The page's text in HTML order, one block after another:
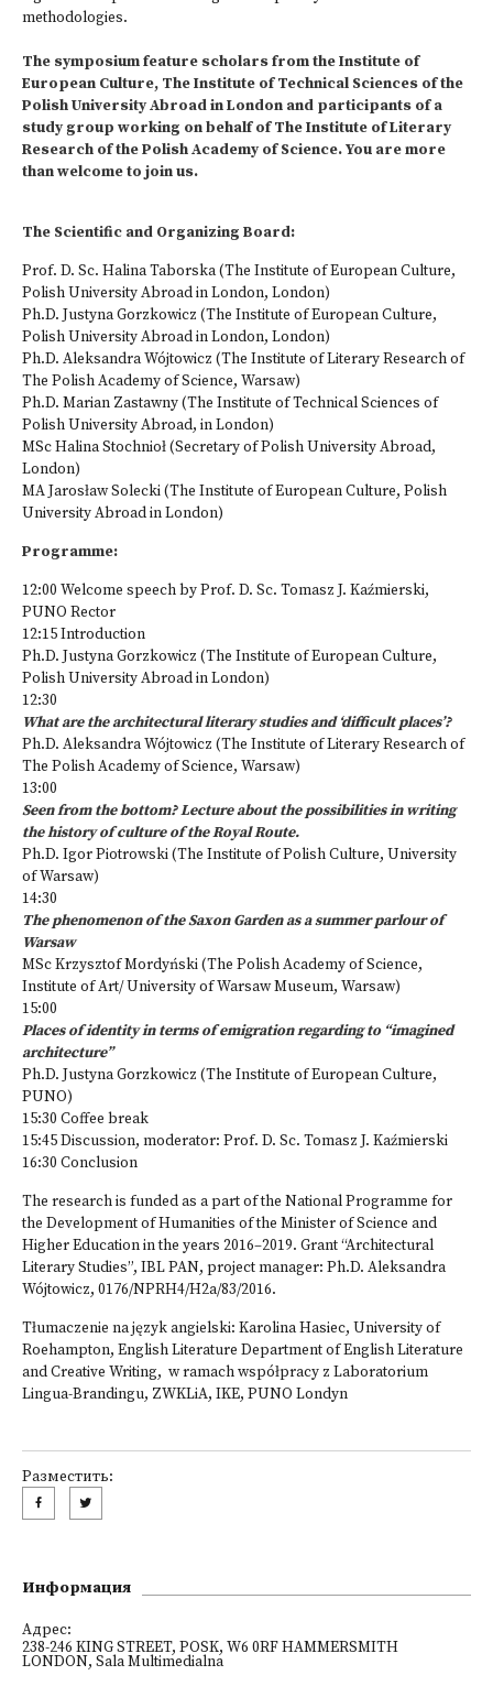
methodologies.
The symposium feature scholars from the Institute of
European Culture, The Institute of Technical Sciences of the
Polish University Abroad in London and participants of a
study group working on behalf of The Institute of Literary
Research of the Polish Academy of Science. You are more
than welcome to join us.
The Scientific and Organizing Board:
Prof. D. Sc. Halina Taborska (The Institute of European Culture,
Polish University Abroad in London, London)
Ph.D. Justyna Gorzkowicz (The Institute of European Culture,
Polish University Abroad in London, London)
Ph.D. Aleksandra Wójtowicz (The Institute of Literary Research of
The Polish Academy of Science, Warsaw)
Ph.D. Marian Zastawny (The Institute of Technical Sciences of
Polish University Abroad, in London)
MSc Halina Stochnioł (Secretary of Polish University Abroad,
London)
MA Jarosław Solecki (The Institute of European Culture, Polish
University Abroad in London)
Programme:
12:00 Welcome speech byProf. D. Sc. Tomasz J. Kaźmierski,
PUNO Rector
12:15 Introduction
Ph.D. Justyna Gorzkowicz (The Institute of European Culture,
Polish University Abroad in London)
12:30
What are the architectural literary studies and ‘difficult places’?
Ph.D. Aleksandra Wójtowicz (The Institute of Literary Research of
The Polish Academy of Science, Warsaw)
13:00
Seen from the bottom? Lecture about the possibilities in writing
the history of culture of the Royal Route.
Ph.D. Igor Piotrowski (The Institute of Polish Culture, University
of Warsaw)
14:30
The phenomenon of the Saxon Garden as a summer parlour of
Warsaw
MSc Krzysztof Mordyński (The Polish Academy of Science,
Institute of Art/ University of Warsaw Museum, Warsaw)
15:00
Places of identity in terms of emigration regarding to “imagined
architecture”
Ph.D. Justyna Gorzkowicz (The Institute of European Culture,
PUNO)
15:30 Coffee break
15:45 Discussion, moderator: Prof. D. Sc. Tomasz J. Kaźmierski
16:30 Conclusion
The research is funded as a part of the National Programme for
the Development of Humanities of the Minister of Science and
Higher Education in the years 2016–2019. Grant “Architectural
Literary Studies”, IBL PAN, project manager: Ph.D. Aleksandra
Wójtowicz, 0176/NPRH4/H2a/83/2016.
Tłumaczenie na język angielski: Karolina Hasiec, University of
Roehampton, English Literature Department of English Literature
and Creative Writing, w ramach współpracy z Laboratorium
Lingua-Brandingu, ZWKLiA, IKE, PUNO Londyn
Разместить:
Информация
Адрес:
238-246 KING STREET, POSK, W6 0RF HAMMERSMITH
LONDON, Sala Multimedialna